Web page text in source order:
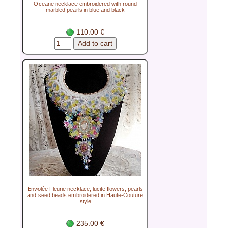
Oceane necklace embroidered with round
marbled pearls in blue and black
110.00 €
Envolée Fleurie necklace, lucite flowers, pearls
and seed beads embroidered in Haute-Couture
style
235.00 €